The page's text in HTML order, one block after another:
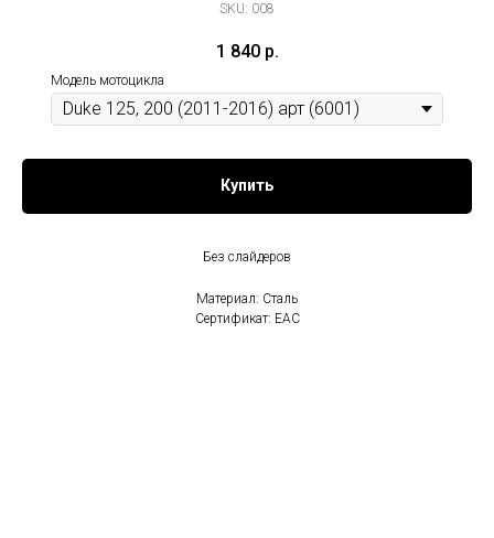
SKU: 008
1 840 р.
Модель мотоцикла
Купить
Без слайдеров
Материал: Сталь
Сертификат: EAC